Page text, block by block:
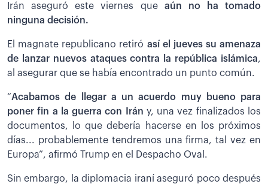
Irán aseguró este viernes que aún no ha tomado
ninguna decisión.
El magnate republicano retiró así el jueves su amenaza
de lanzar nuevos ataques contra la república islámica,
al asegurar que se había encontrado un punto común.
“Acabamos de llegar a un acuerdo muy bueno para
poner fin a la guerra con Irán y, una vez finalizados los
documentos, lo que debería hacerse en los próximos
días... probablemente tendremos una firma, tal vez en
Europa”, afirmó Trump en el Despacho Oval.
Sin embargo, la diplomacia iraní aseguró poco después